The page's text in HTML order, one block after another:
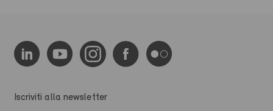
Iscriviti alla newsletter